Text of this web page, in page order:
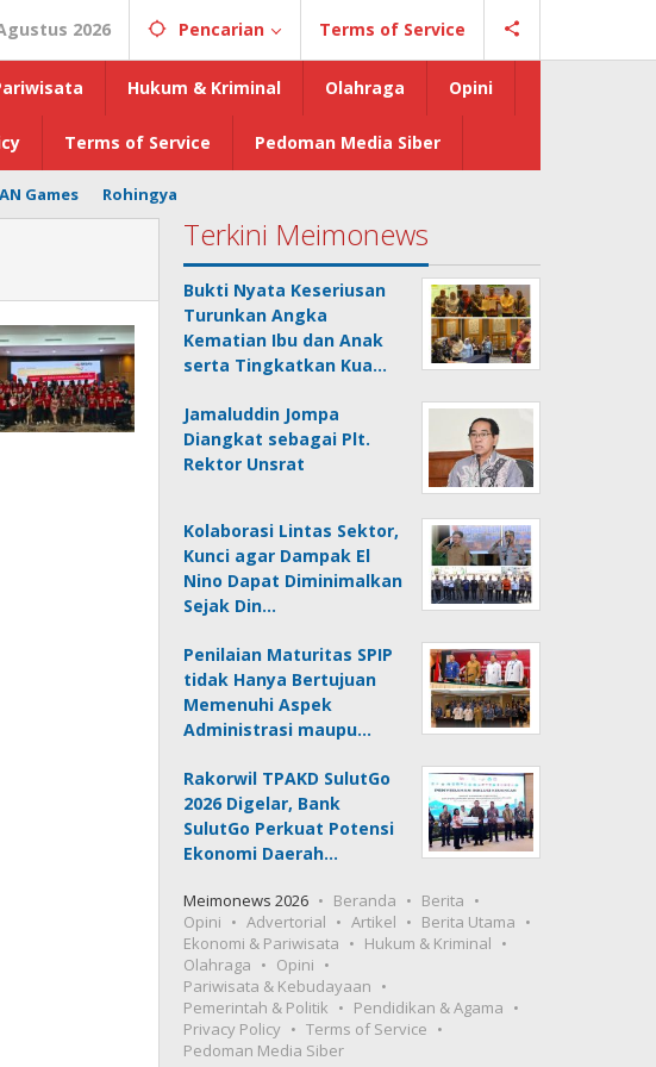
2026 Pencarian Terms of Service
Hukum & Kriminal Olahraga Opini
Terms of Service Pedoman Media Siber
Games Rohingya
Terkini Meimonews
Bukti Nyata Keseriusan
Turunkan Angka
Kematian Ibu dan Anak
serta Tingkatkan Kua…
Jamaluddin Jompa
Diangkat sebagai Plt.
Rektor Unsrat
Kolaborasi Lintas Sektor,
Kunci agar Dampak El
Nino Dapat Diminimalkan
Sejak Din…
Penilaian Maturitas SPIP
tidak Hanya Bertujuan
Memenuhi Aspek
Administrasi maupu…
Rakorwil TPAKD SulutGo
2026 Digelar, Bank
SulutGo Perkuat Potensi
Ekonomi Daerah…
Meimonews 2026 Beranda
Berita
Opini
Advertorial Artikel
Berita Utama
Ekonomi & Pariwisata
Hukum & Kriminal
Olahraga
Opini
Pariwisata & Kebudayaan
Pemerintah & Politik
Pendidikan & Agama
Privacy Policy
Terms of Service
Pedoman Media Siber